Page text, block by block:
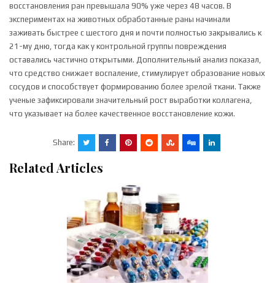
восстановления ран превышала 90% уже через 48 часов. В
экспериментах на животных обработанные раны начинали
заживать быстрее с шестого дня и почти полностью закрывались к
21-му дню, тогда как у контрольной группы повреждения
оставались частично открытыми. Дополнительный анализ показал,
что средство снижает воспаление, стимулирует образование новых
сосудов и способствует формированию более зрелой ткани. Также
ученые зафиксировали значительный рост выработки коллагена,
что указывает на более качественное восстановление кожи.
Share:
Related Articles